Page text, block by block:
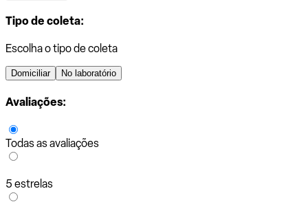
Tipo de coleta:
Escolha o tipo de coleta
Domiciliar No laboratório
Avaliações:
Todas as avaliações
5 estrelas